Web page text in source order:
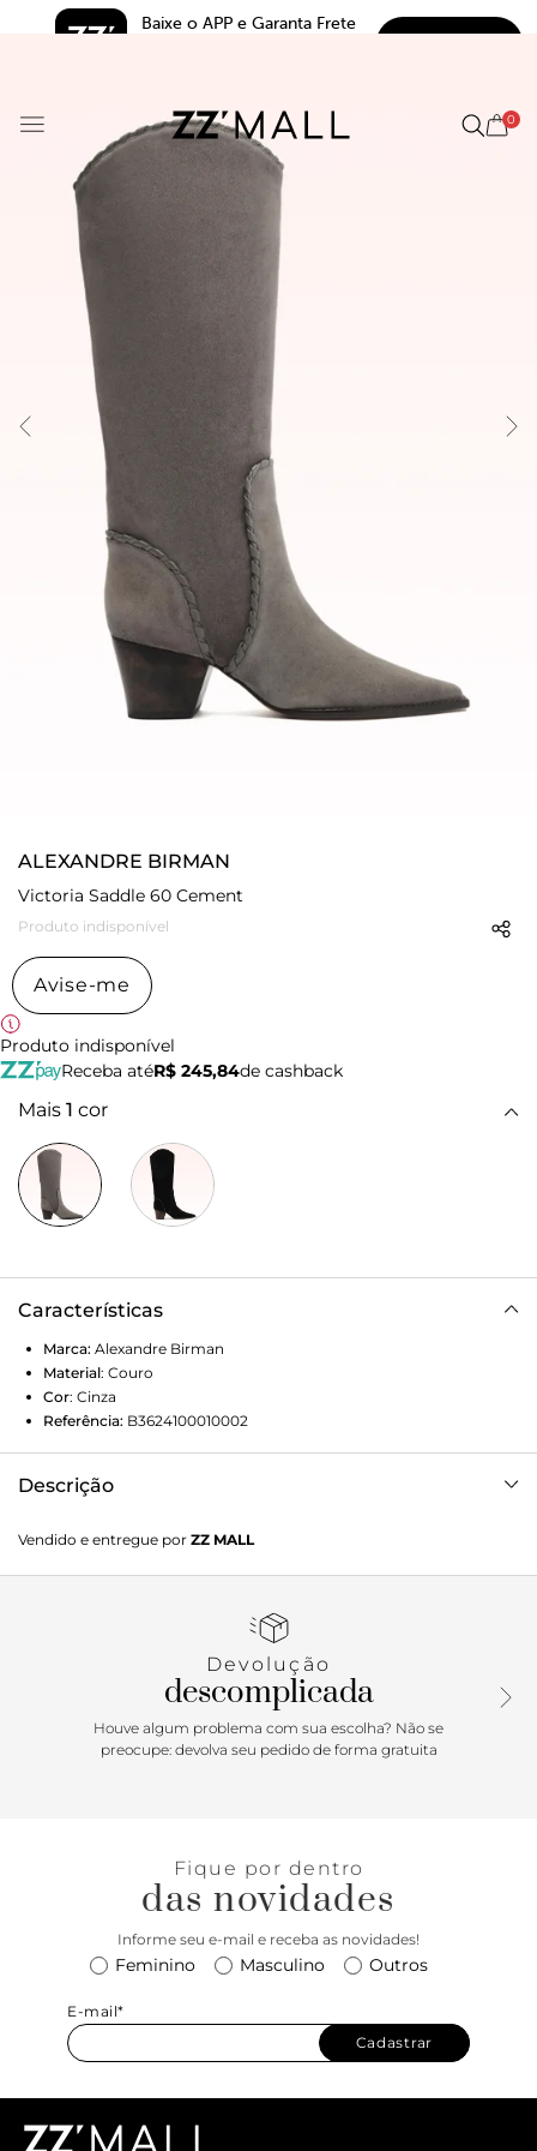
Baixe o APP e Garanta Frete
0
ALEXANDRE BIRMAN
Victoria Saddle 60 Cement
Produto indisponível
Avise-me
Produto indisponível
Receba atéR$ 245,84de cashback
Mais 1 cor
Características
Marca: Alexandre Birman
Material: Couro
Cor: Cinza
Referência: B3624100010002
Descrição
Saddle Cano Alto está disponível em duas cores elegantes.
O cabedal, realçado pelo couro trançado que delineia os
biqueira quadrada alongada e o salto em madeira
quem busca um equilíbrio entre modernidade e
Vendido e entregue por ZZ MALL
Devolução
descomplicada
Houve algum problema com sua escolha? Não se
preocupe: devolva seu pedido de forma gratuita
Fique por dentro
das novidades
Informe seu e-mail e receba as novidades!
Feminino Masculino Outros
E-mail*
Cadastrar